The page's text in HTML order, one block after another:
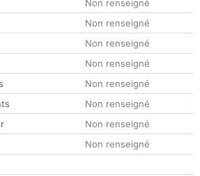
Non renseigné
Non renseigné
Non renseigné
Non renseigné
Non renseigné
Non renseigné
Non renseigné
Non renseigné